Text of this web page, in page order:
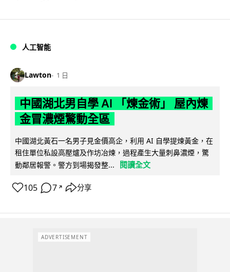
人工智能
Lawton 1 日
中國湖北男自學 AI 「煉金術」 屋內煉
金冒濃煙驚動全區
中國湖北黃石一名男子見金價高企，利用 AI 自學提煉黃金，在
租住單位私設高壓爐及作坊冶煉，過程產生大量刺鼻濃煙，驚
動鄰居報警。警方到場揭發整...
閱讀全文
105 7 ↗ 分享
ADVERTISEMENT